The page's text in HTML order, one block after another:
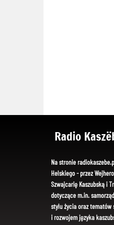
Radio
Na stronie
Helskiego - przez
Szwajcarię Kaszubską i
dotyczące m.in.
stylu życia oraz tematów
i rozwojem języka